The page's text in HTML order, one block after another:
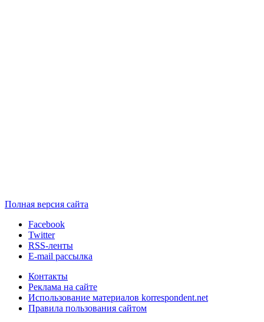
Полная версия сайта
Facebook
Twitter
RSS-ленты
E-mail рассылка
Контакты
Реклама на сайте
Использование материалов korrespondent.net
Правила пользования сайтом